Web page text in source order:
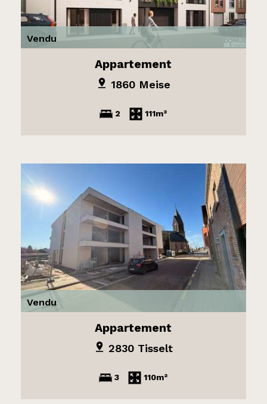
Vendu
Appartement
1860 Meise
2 111m²
Vendu
Appartement
2830 Tisselt
3 110m²